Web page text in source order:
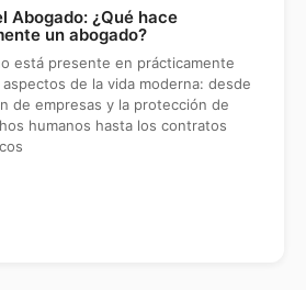
Abogado: ¿Qué hace
un abogado?
está presente en prácticamente
de la vida moderna: desde
de empresas y la protección de
humanos hasta los contratos